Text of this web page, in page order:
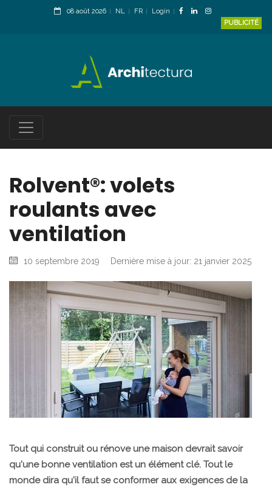
08 août 2026 NL FR
Login
PUBLICITÉ
Rolvent®: volets
roulants avec
ventilation
10 septembre 2019 Dernière mise à jour: 21 janvier 2025
Tout qui construit ou rénove une maison devrait savoir
qu'une bonne ventilation est un élément clé. Tout le
monde dira qu'il faut se conformer aux exigences de la